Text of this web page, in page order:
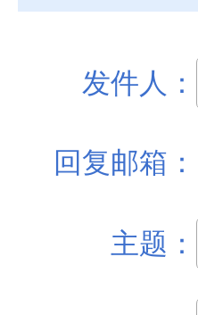
发件人：
回复邮箱：
主题：